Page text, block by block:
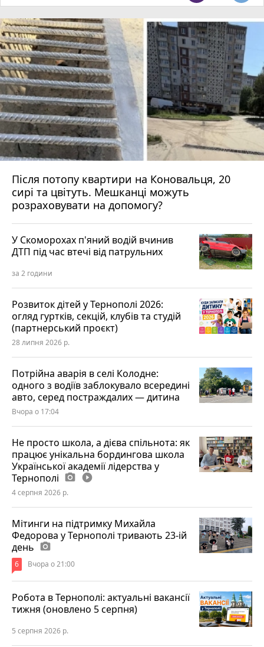
Після потопу квартири на Коновальця, 20
сирі та цвітуть. Мешканці можуть
розраховувати на допомогу?
У Скоморохах п'яний водій вчинив
ДТП під час втечі від патрульних
за 2 години
Розвиток дітей у Тернополі 2026:
огляд гуртків, секцій, клубів та студій
(партнерський проєкт)
28 липня 2026 р.
Потрійна аварія в селі Колодне:
одного з водіїв заблокувало всередині
авто, серед постраждалих — дитина
Вчора о 17:04
Не просто школа, а дієва спільнота: як
працює унікальна бордингова школа
Української академії лідерства у
Тернополі photo_camera play_circle_filled
4 серпня 2026 р.
Мітинги на підтримку Михайла
Федорова у Тернополі тривають 23-ій
день photo_camera
6 Вчора о 21:00
Робота в Тернополі: актуальні вакансії
тижня (оновлено 5 серпня)
5 серпня 2026 р.